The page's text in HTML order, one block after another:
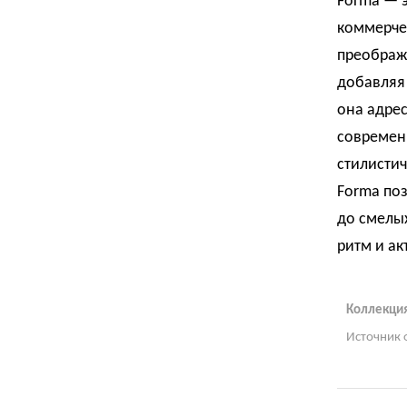
добавляя
она
Forma
до
ритм и
Источник